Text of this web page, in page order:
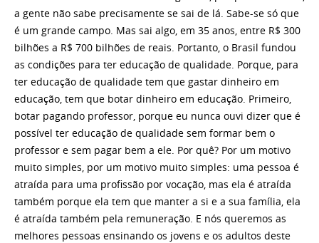
a gente não sabe precisamente se sai de lá. Sabe-se só que
é um grande campo. Mas sai algo, em 35 anos, entre R$ 300
bilhões a R$ 700 bilhões de reais. Portanto, o Brasil fundou
as condições para ter educação de qualidade. Porque, para
ter educação de qualidade tem que gastar dinheiro em
educação, tem que botar dinheiro em educação. Primeiro,
botar pagando professor, porque eu nunca ouvi dizer que é
possível ter educação de qualidade sem formar bem o
professor e sem pagar bem a ele. Por quê? Por um motivo
muito simples, por um motivo muito simples: uma pessoa é
atraída para uma profissão por vocação, mas ela é atraída
também porque ela tem que manter a si e a sua família, ela
é atraída também pela remuneração. E nós queremos as
melhores pessoas ensinando os jovens e os adultos deste